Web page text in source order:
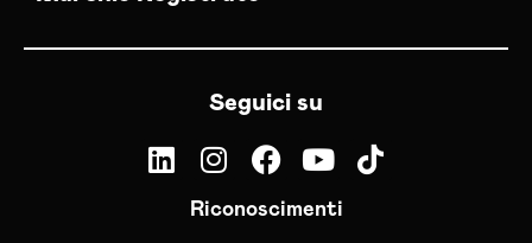
Seguici su
Riconoscimenti